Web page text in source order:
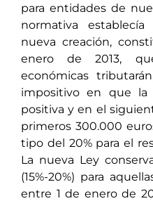
para entidades de
normativa
nueva creación,
enero de 2013,
económicas
impositivo en que la
positiva y en el
primeros 300.000
tipo del 20% para el
La nueva Ley
(15%-20%) para
entre 1 de enero de